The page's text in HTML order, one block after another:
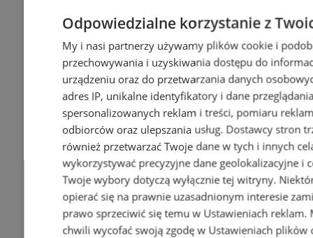
Odpowiedzialne korzystanie z
My i nasi partnerzy używamy plików cookie i
przechowywania i uzyskiwania dostępu do
urządzeniu oraz do przetwarzania danych
adres IP, unikalne identyfikatory i dane
spersonalizowanych reklam i treści, pomiaru
odbiorców oraz ulepszania usług. Dostawcy stron
również przetwarzać Twoje dane w tych i innych
wykorzystywać precyzyjne dane geolokalizacyjne i
Twoje wybory dotyczą wyłącznie tej witryny.
opierać się na prawnie uzasadnionym interesie
prawo sprzeciwić się temu w Ustawieniach reklam.
chwili wycofać swoją zgodę w Ustawieniach plików